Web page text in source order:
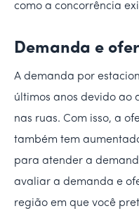
como a concorrência
Demanda e
A demanda por
últimos anos devido ao
nas ruas. Com isso, a
também tem
para atender a
avaliar a demanda e
região em que você